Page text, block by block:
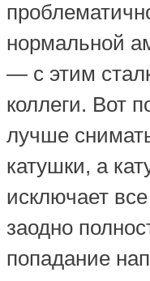
нормальной
— с этим
коллеги. Вот
лучше
катушки, а
исключает
заодно
попадание